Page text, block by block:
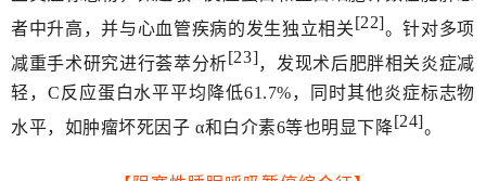
者中升高，并与心血管疾病的发生独立相关[22]。针对多项
减重手术研究进行荟萃分析[23]，发现术后肥胖相关炎症减
轻，C反应蛋白水平平均降低61.7%，同时其他炎症标志物
水平，如肿瘤坏死因子 α和白介素6等也明显下降[24]。